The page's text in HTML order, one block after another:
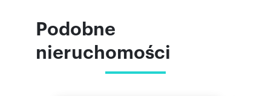
Podobne
nieruchomości